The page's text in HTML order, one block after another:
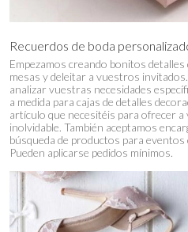
Recuerdos de boda
Empezamos creando bonitos
mesas y deleitar a vuestros
analizar vuestras necesidades
a medida para cajas de detalles
artículo que necesitéis para ofrecer
inolvidable. También aceptamos
búsqueda de productos para
Pueden aplicarse pedidos mínimos.